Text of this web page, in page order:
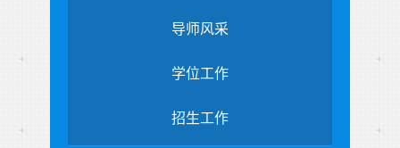
导师风采
学位工作
招生工作